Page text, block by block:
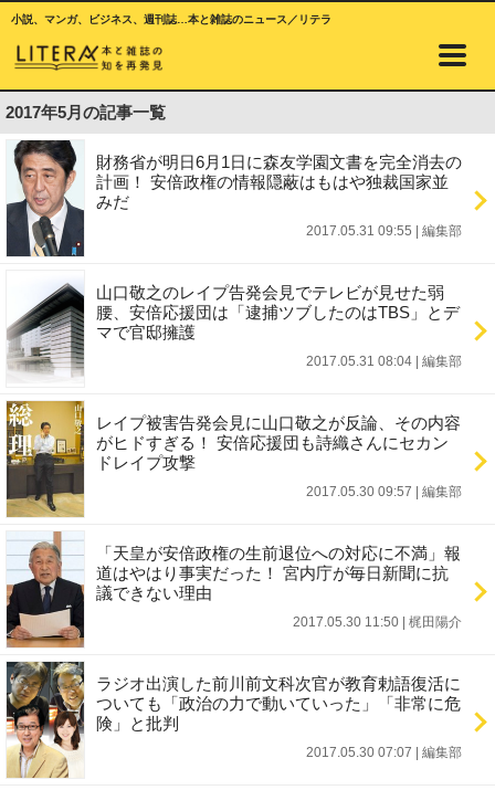
小説、マンガ、ビジネス、週刊誌…本と雑誌のニュース／リテラ
2017年5月の記事一覧
財務省が明日6月1日に森友学園文書を完全消去の
計画！ 安倍政権の情報隠蔽はもはや独裁国家並
みだ
2017.05.31 09:55 編集部
山口敬之のレイプ告発会見でテレビが見せた弱
腰、安倍応援団は「逮捕ツブしたのはTBS」とデ
マで官邸擁護
2017.05.31 08:04 編集部
レイプ被害告発会見に山口敬之が反論、その内容
がヒドすぎる！ 安倍応援団も詩織さんにセカン
ドレイプ攻撃
2017.05.30 09:57 編集部
「天皇が安倍政権の生前退位への対応に不満」報
道はやはり事実だった！ 宮内庁が毎日新聞に抗
議できない理由
2017.05.30 11:50 梶田陽介
ラジオ出演した前川前文科次官が教育勅語復活に
ついても「政治の力で動いていった」「非常に危
険」と批判
2017.05.30 07:07 編集部